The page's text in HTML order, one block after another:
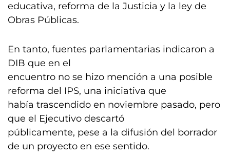
educativa, reforma de la Justicia y la ley de
Obras Públicas.
En tanto, fuentes parlamentarias indicaron a
DIB que en el
encuentro no se hizo mención a una posible
reforma del IPS, una iniciativa que
había trascendido en noviembre pasado, pero
que el Ejecutivo descartó
públicamente, pese a la difusión del borrador
de un proyecto en ese sentido.